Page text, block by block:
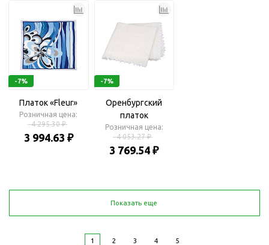
-7%
Платок «Fleur»
Розничная цена:
4 295.30 ₽
3 994.63 ₽
-7%
Оренбургский
платок
Розничная цена:
4 053.27 ₽
3 769.54 ₽
Показать еще
1 2 3 4 5